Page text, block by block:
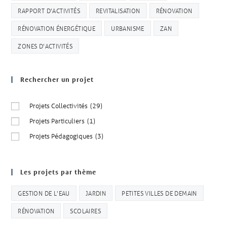
RAPPORT D'ACTIVITÉS REVITALISATION RÉNOVATION
RÉNOVATION ÉNERGÉTIQUE URBANISME ZAN
ZONES D'ACTIVITÉS
Rechercher un projet
Projets Collectivités (29)
Projets Particuliers (1)
Projets Pédagogiques (3)
Les projets par thème
GESTION DE L'EAU JARDIN PETITES VILLES DE DEMAIN
RÉNOVATION SCOLAIRES